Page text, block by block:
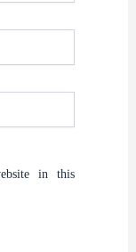
in this